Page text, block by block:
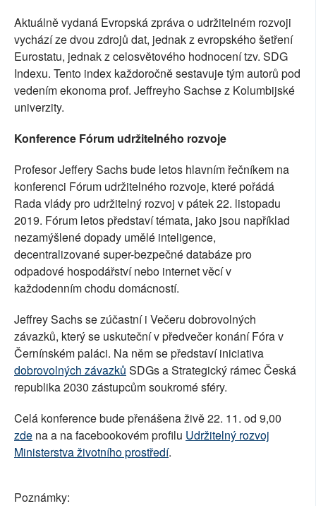
Aktuálně vydaná Evropská zpráva o udržitelném rozvoji
vychází ze dvou zdrojů dat, jednak z evropského šetření
Eurostatu, jednak z celosvětového hodnocení tzv. SDG
Indexu. Tento index každoročně sestavuje tým autorů pod
vedením ekonoma prof. Jeffreyho Sachse z Kolumbijské
univerzity.
Konference Fórum udržitelného rozvoje
Profesor Jeffery Sachs bude letos hlavním řečníkem na
konferenci Fórum udržitelného rozvoje, které pořádá
Rada vlády pro udržitelný rozvoj v pátek 22. listopadu
2019. Fórum letos představí témata, jako jsou například
nezamýšlené dopady umělé inteligence,
decentralizované super-bezpečné databáze pro
odpadové hospodářství nebo internet věcí v
každodenním chodu domácností.
Jeffrey Sachs se zúčastní i Večeru dobrovolných
závazků, který se uskuteční v předvečer konání Fóra v
Černínském paláci. Na něm se představí iniciativa
dobrovolných závazků SDGs a Strategický rámec Česká
republika 2030 zástupcům soukromé sféry.
Celá konference bude přenášena živě 22. 11. od 9,00
zde na a na facebookovém profilu Udržitelný rozvoj
Ministerstva životního prostředí.
Poznámky: